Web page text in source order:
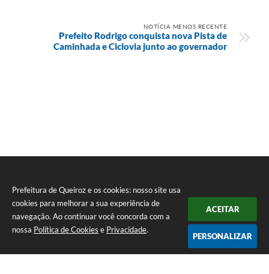
Prefeitura de Queiroz e os cookies: nosso site usa
cookies para melhorar a sua experiência de
navegação. Ao continuar você concorda com a
nossa Política de Cookies e Privacidade.
ACEITAR
PERSONALIZAR
NOTÍCIA MENOS RECENTE
​Prefeito Rodrigo conquista nova Pista de
Caminhada e Ciclovia junto ao governador